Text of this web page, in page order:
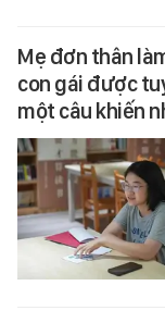
Mẹ đơn thân
con gái được
một câu khiến